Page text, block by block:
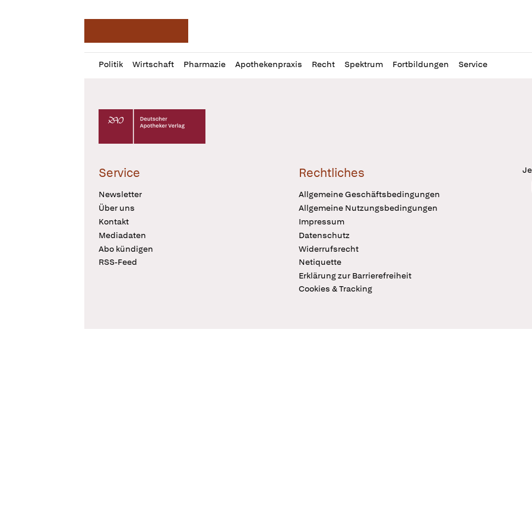
Politik Wirtschaft Pharmazie Apothekenpraxis Recht Spektrum Fortbildungen Service
Profil
öffnen
Daz
Pur
Deutscher Apotheker Verlag Logo
Service
Newsletter
Über uns
Kontakt
Mediadaten
Abo kündigen
RSS-Feed
Rechtliches
Allgemeine Geschäftsbedingungen
Allgemeine Nutzungsbedingungen
Impressum
Datenschutz
Widerrufsrecht
Netiquette
Erklärung zur Barrierefreiheit
Cookies & Tracking